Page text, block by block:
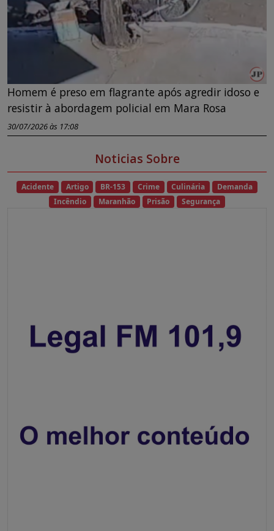
Homem é preso em flagrante após agredir idoso e
resistir à abordagem policial em Mara Rosa
30/07/2026 às 17:08
Noticias Sobre
Acidente Artigo BR-153 Crime Culinária
Demanda
Incêndio
Maranhão Prisão Segurança